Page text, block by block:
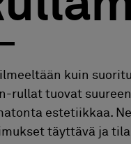
kuin
rullat tuovat
estetiikkaa.
täyttävä ja